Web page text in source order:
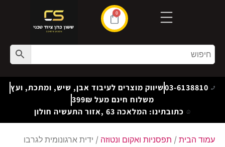
0
03-6138810שיווק מוצרים לעיבוד אבן, שיש, ומתכת, ועץ
משלוח חינם מעל 399₪
כתובתינו: המלאכה 63 ,אזור התעשיה חולון
עמוד הבית / תפסניות ואקום ונטוזה / ידית ארגונומית לגרבו